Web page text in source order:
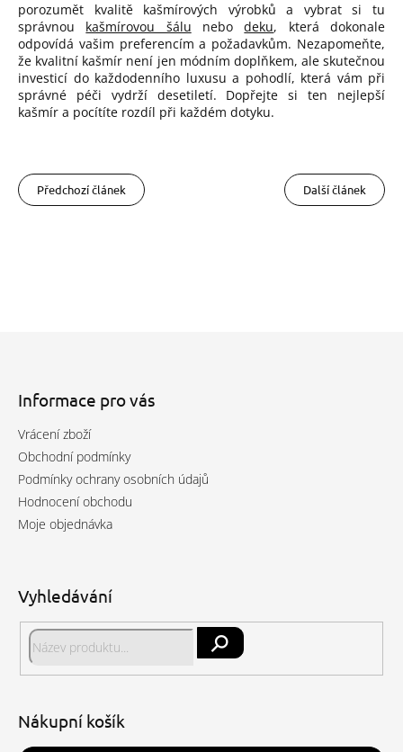
porozumět kvalitě kašmírových výrobků a vybrat si tu
správnou kašmírovou šálu nebo deku, která dokonale
odpovídá vašim preferencím a požadavkům. Nezapomeňte,
že kvalitní kašmír není jen módním doplňkem, ale skutečnou
investicí do každodenního luxusu a pohodlí, která vám při
správné péči vydrží desetiletí. Dopřejte si ten nejlepší
kašmír a pocítíte rozdíl při každém dotyku.
Předchozí článek Další článek
Informace pro vás
Vrácení zboží
Obchodní podmínky
Podmínky ochrany osobních údajů
Hodnocení obchodu
Moje objednávka
Vyhledávání
Nákupní košík